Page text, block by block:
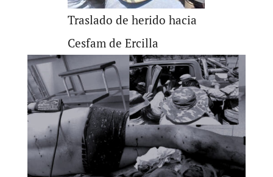
Traslado de herido hacia
Cesfam de Ercilla